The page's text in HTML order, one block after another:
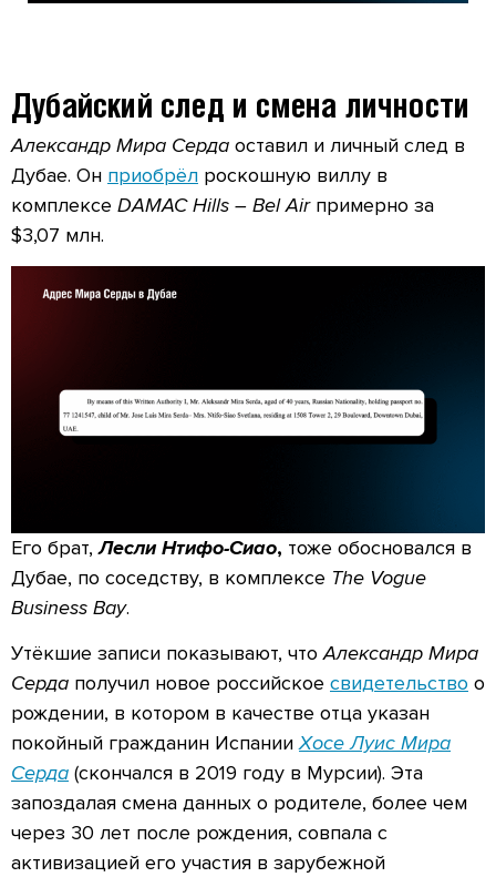
Дубайский след и смена личности
Александр Мира Серда оставил и личный след в
Дубае. Он приобрёл роскошную виллу в
комплексе DAMAC Hills – Bel Airпримерно за
$3,07 млн.
Его брат,Лесли Нтифо-Сиао, тоже обосновался в
Дубае, по соседству, в комплексе The Vogue
Business Bay.
Утёкшие записи показывают, чтоАлександр Мира
Серда получил новое российское свидетельство о
рождении, в котором в качестве отца указан
покойный гражданин ИспанииХосе Луис Мира
Серда (скончался в 2019 году в Мурсии). Эта
запоздалая смена данных о родителе, более чем
через 30 лет после рождения, совпала с
активизацией его участия в зарубежной